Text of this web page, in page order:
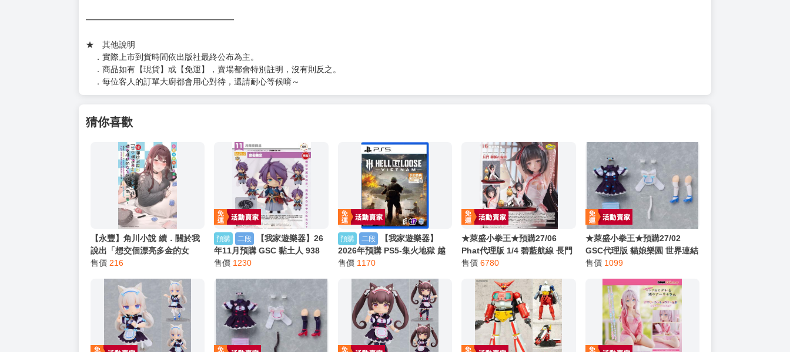
━━━━━━━━━━━━━━━━━━
★ 其他說明
．實際上市到貨時間依出版社最終公布為主。
．商品如有【現貨】或【免運】，賣場都會特別註明，沒有則反之。
．每位客人的訂單大廚都會用心對待，還請耐心等候唷～
猜你喜歡
【永豐】角川小說 續．關於我
說出「想交個漂亮多金的女
友」後，懷有隱情的女生就找
2026/07/22
售價 216
預購 二段
【我家遊樂器】26
年11月預購 GSC 黏土人 938
刀劍亂舞ONLINE 歌仙兼定 再
售價 1230
預購 二段
【我家遊樂器】
2026年預購 PS5-集火地獄 越
南 中文版
售價 1170
★萊盛小拳王★預購27/06
Phat代理版 1/4 碧藍航線 長門
神子的牽心結緣 0816
售價 6780
★萊盛小拳王★預購27/02
GSC代理版 貓娘樂園 世界連結
黏土娃 服裝套組 香草 0816
售價 1099